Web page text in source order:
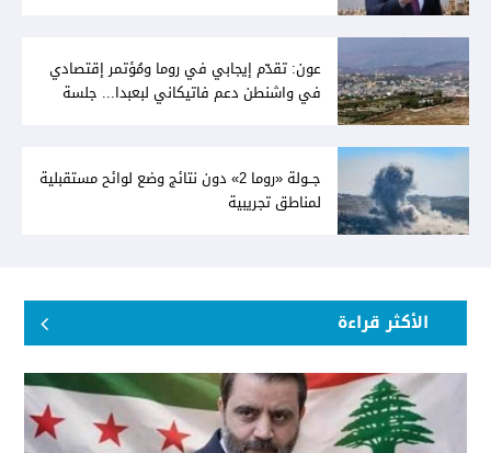
عون: تقدّم إيجابي في روما ومُؤتمر إقتصادي
في واشنطن دعم فاتيكاني لبعبدا... جلسة
جــولة «روما 2» دون نتائج وضع لوائح مستقبلية
لمناطق تجريبية
الأكثر قراءة